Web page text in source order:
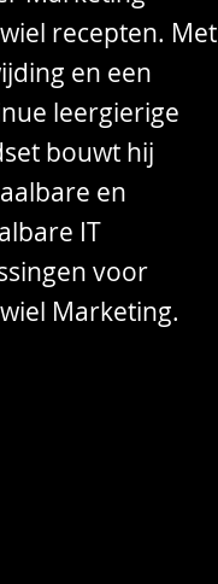
recepten. Met
en een
leergierige
bouwt hij
en
IT
voor
Marketing.